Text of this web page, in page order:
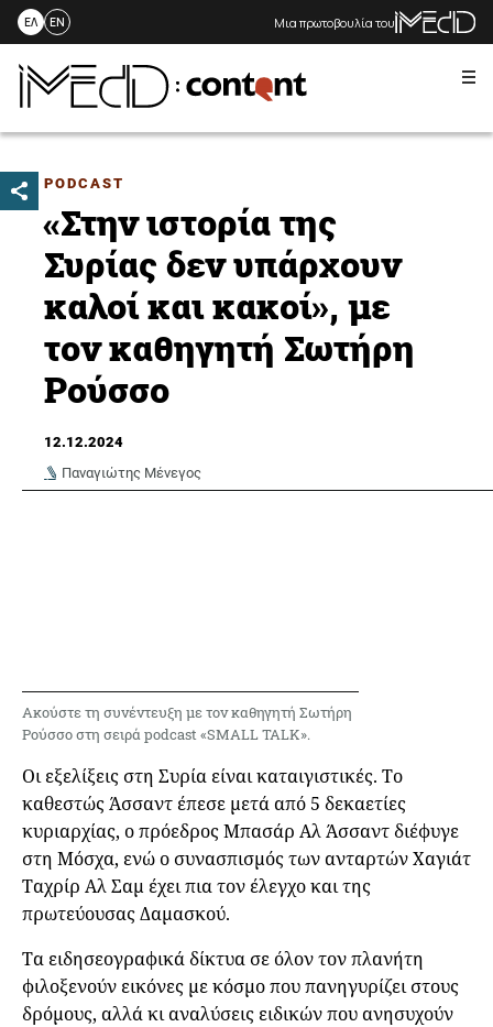
Skip
content
ΕΛ EN Μια πρωτοβουλία του
PODCAST
«Στην ιστορία της
Συρίας δεν υπάρχουν
καλοί και κακοί», με
τον καθηγητή Σωτήρη
Ρούσσο
12.12.2024
Παναγιώτης Μένεγος
Ακούστε τη συνέντευξη με τον καθηγητή Σωτήρη
Ρούσσο στη σειρά podcast «SMALL TALK».
Οι εξελίξεις στη Συρία είναι καταιγιστικές. Το
καθεστώς Άσσαντ έπεσε μετά από 5 δεκαετίες
κυριαρχίας, ο πρόεδρος Μπασάρ Αλ Άσσαντ διέφυγε
στη Μόσχα, ενώ ο συνασπισμός των ανταρτών Χαγιάτ
Ταχρίρ Αλ Σαμ έχει πια τον έλεγχο και της
πρωτεύουσας Δαμασκού.
Τα ειδησεογραφικά δίκτυα σε όλον τον πλανήτη
φιλοξενούν εικόνες με κόσμο που πανηγυρίζει στους
δρόμους, αλλά κι αναλύσεις ειδικών που ανησυχούν